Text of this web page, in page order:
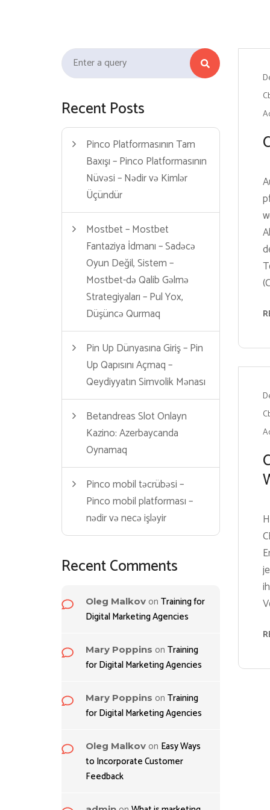
Search for:
Recent Posts
Pinco Platformasının Tam
Baxışı – Pinco Platformasının
Nüvəsi – Nədir və Kimlər
Üçündür
Mostbet – Mostbet
Fantaziya İdmanı – Sadəcə
Oyun Değil, Sistem –
Mostbet-də Qalib Gəlmə
Strategiyaları – Pul Yox,
Düşüncə Qurmaq
Pin Up Dünyasına Giriş – Pin
Up Qapısını Açmaq –
Qeydiyyatın Simvolik Mənası
Betandreas Slot Onlayn
Kazino: Azerbaycanda
Oynamaq
Pinco mobil təcrübəsi –
Pinco mobil platforması –
nədir və necə işləyir
Recent Comments
Oleg Malkov on Training for
Digital Marketing Agencies
Mary Poppins on Training
for Digital Marketing Agencies
Mary Poppins on Training
for Digital Marketing Agencies
Oleg Malkov on Easy Ways
to Incorporate Customer
Feedback